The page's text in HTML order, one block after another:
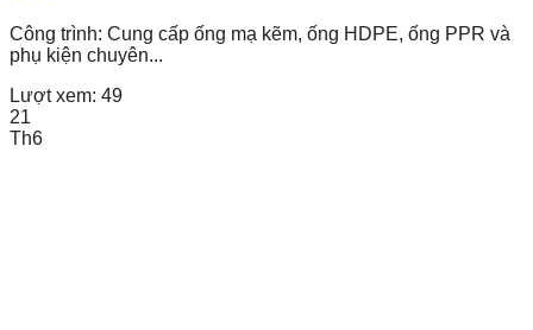
Công trình: Cung cấp ống mạ kẽm, ống HDPE, ống PPR và
phụ kiện chuyên...
Lượt xem: 49
21
Th6